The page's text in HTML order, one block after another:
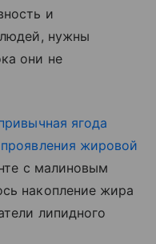
и
людей, нужны
они не
ягода
жировой
с малиновым
накопление жира
липидного